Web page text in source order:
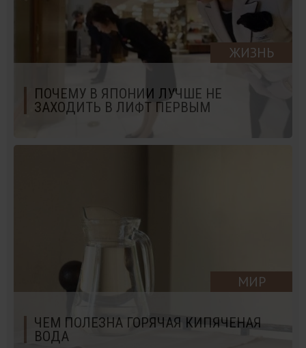
ЖИЗНЬ
ПОЧЕМУ В ЯПОНИИ ЛУЧШЕ НЕ
ЗАХОДИТЬ В ЛИФТ ПЕРВЫМ
МИР
ЧЕМ ПОЛЕЗНА ГОРЯЧАЯ КИПЯЧЕНАЯ
ВОДА